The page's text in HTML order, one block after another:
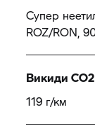
Супер
ROZ/RON,
Викиди
119 г/км